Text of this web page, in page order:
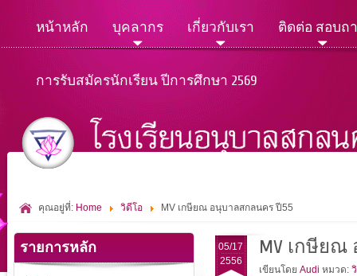
หน้าหลัก บุคลากร เกี่ยวกับเรา ติดต่อ สอบถ
การรับสมัครนักเรียน ปีการศึกษา 2569
คุณอยู่ที่: Home วิดีโอ MV เกษียณ อนุบาลสกลนคร ปี55
05/17
2556
MV เกษียณ
เขียนโดย Audi หมวด:
รายการหลัก